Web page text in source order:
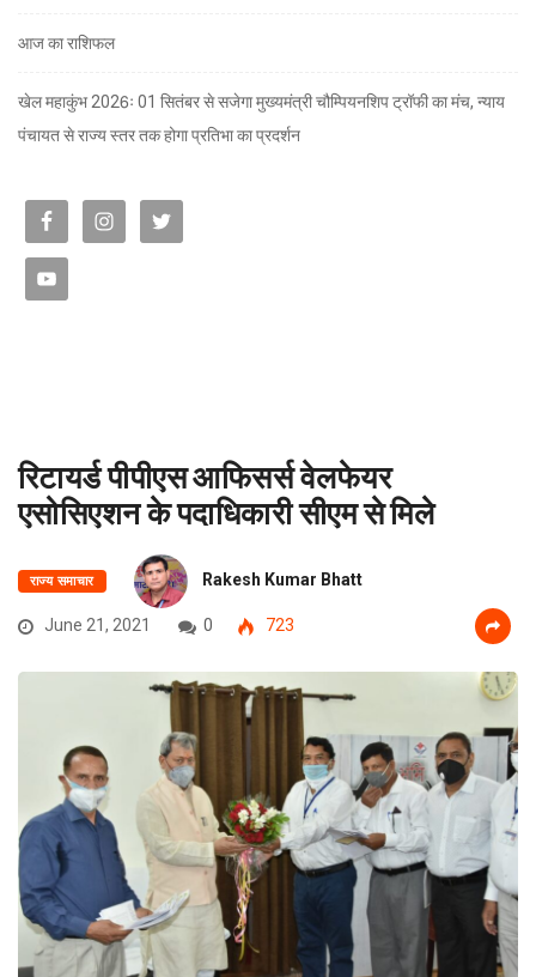
आज का राशिफल
खेल महाकुंभ 2026ः 01 सितंबर से सजेगा मुख्यमंत्री चौम्पियनशिप ट्रॉफी का मंच, न्याय
पंचायत से राज्य स्तर तक होगा प्रतिभा का प्रदर्शन
रिटायर्ड पीपीएस आफिसर्स वेलफेयर
एसोसिएशन के पदाधिकारी सीएम से मिले
राज्य समाचार Rakesh Kumar Bhatt
June 21, 2021 0 723